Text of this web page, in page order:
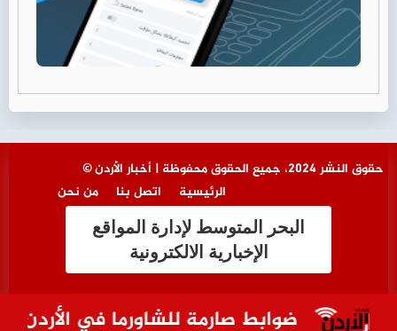
ضوابط صارمة للشاورما في الأردن..
© حقوق النشر 2024، جميع الحقوق محفوظة | أخبار الأردن
من نحن
اتصل بنا الرئيسية
البحر المتوسط لإدارة المواقع
الإخبارية الالكترونية